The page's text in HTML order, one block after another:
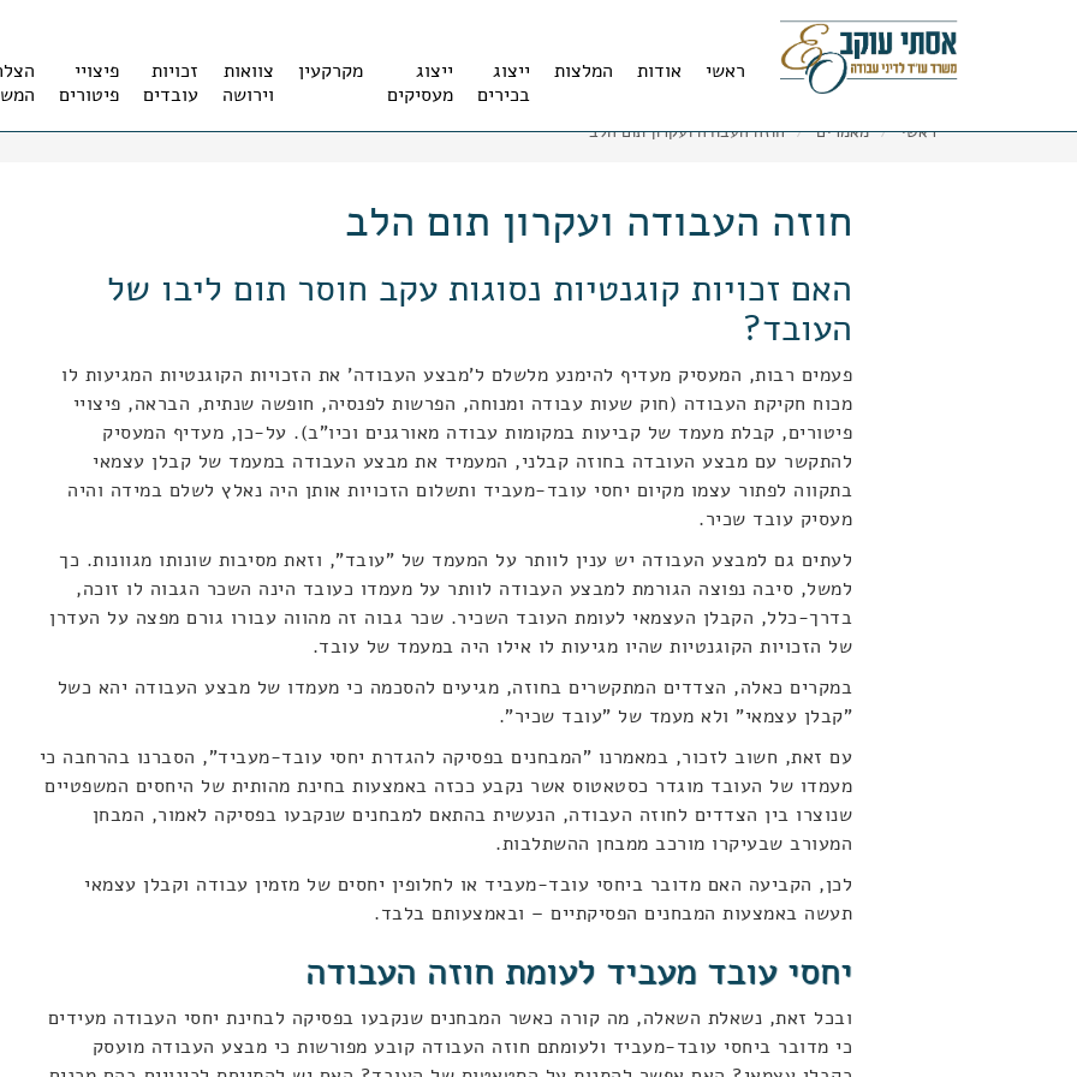
ראשי אודות המלצות
ייצוג
בכירים
ייצוג
מעסיקים
מקרקעין
צוואות
וירושה
זכויות
עובדים
פיצויי
פיטורים
ראשי מאמרים חוזה העבודה ועקרון תום הלב
חוזה העבודה ועקרון תום הלב
האם זכויות קוגנטיות נסוגות עקב חוסר תום ליבו של
העובד?
פעמים רבות, המעסיק מעדיף להימנע מלשלם ל'מבצע העבודה' את הזכויות הקוגנטיות המגיעות לו
מכוח חקיקת העבודה (חוק שעות עבודה ומנוחה, הפרשות לפנסיה, חופשה שנתית, הבראה, פיצויי
פיטורים, קבלת מעמד של קביעות במקומות עבודה מאורגנים וכיו"ב). על-כן, מעדיף המעסיק
להתקשר עם מבצע העובדה בחוזה קבלני, המעמיד את מבצע העבודה במעמד של קבלן עצמאי
בתקווה לפתור עצמו מקיום יחסי עובד-מעביד ותשלום הזכויות אותן היה נאלץ לשלם במידה והיה
מעסיק עובד שכיר.
לעתים גם למבצע העבודה יש ענין לוותר על המעמד של "עובד", וזאת מסיבות שונותו מגוונות. כך
למשל, סיבה נפוצה הגורמת למבצע העבודה לוותר על מעמדו כעובד הינה השכר הגבוה לו זוכה,
בדרך-כלל, הקבלן העצמאי לעומת העובד השכיר. שכר גבוה זה מהווה עבורו גורם מפצה על העדרן
של הזכויות הקוגנטיות שהיו מגיעות לו אילו היה במעמד של עובד.
במקרים כאלה, הצדדים המתקשרים בחוזה, מגיעים להסכמה כי מעמדו של מבצע העבודה יהא כשל
"קבלן עצמאי" ולא מעמד של "עובד שכיר".
עם זאת, חשוב לזכור, במאמרנו "המבחנים בפסיקה להגדרת יחסי עובד-מעביד", הסברנו בהרחבה כי
מעמדו של העובד מוגדר כסטאטוס אשר נקבע ככזה באמצעות בחינת מהותית של היחסים המשפטיים
שנוצרו בין הצדדים לחוזה העבודה, הנעשית בהתאם למבחנים שנקבעו בפסיקה לאמור, המבחן
המעורב שבעיקרו מורכב ממבחן ההשתלבות.
לכן, הקביעה האם מדובר ביחסי עובד-מעביד או לחלופין יחסים של מזמין עבודה וקבלן עצמאי
תעשה באמצעות המבחנים הפסיקתיים – ובאמצעותם בלבד.
יחסי עובד מעביד לעומת חוזה העבודה
ובכל זאת, נשאלת השאלה, מה קורה כאשר המבחנים שנקבעו בפסיקה לבחינת יחסי העבודה מעידים
כי מדובר ביחסי עובד-מעביד ולעומתם חוזה העבודה קובע מפורשות כי מבצע העבודה מועסק